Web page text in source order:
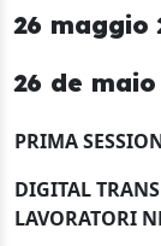
26 maggio
26 de maio
PRIMA
DIGITAL
LAVORATORI